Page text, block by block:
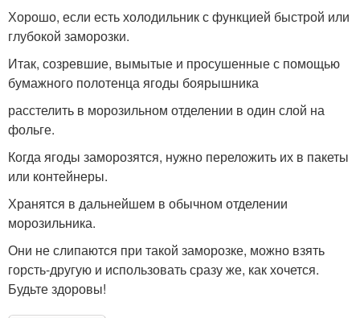
Хорошо, если есть холодильник с функцией быстрой или
глубокой заморозки.
Итак, созревшие, вымытые и просушенные с помощью
бумажного полотенца ягоды боярышника
расстелить в морозильном отделении в один слой на
фольге.
Когда ягоды заморозятся, нужно переложить их в пакеты
или контейнеры.
Хранятся в дальнейшем в обычном отделении
морозильника.
Они не слипаются при такой заморозке, можно взять
горсть-другую и использовать сразу же, как хочется.
Будьте здоровы!